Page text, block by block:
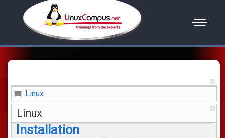
Linux
Linux
Installation